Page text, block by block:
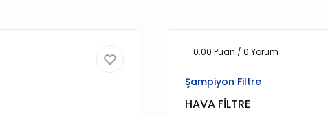
0.00 Puan / 0 Yorum
Şampiyon Filtre
HAVA FİLTRE